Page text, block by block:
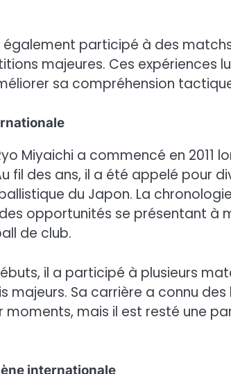
également participé à des
majeures. Ces expériences
sa compréhension
Miyaichi a commencé en 2011
fil des ans, il a été appelé pour
du Japon. La
opportunités se présentant à
de club.
il a participé à plusieurs
majeurs. Sa carrière a connu
mais il est resté une
internationale